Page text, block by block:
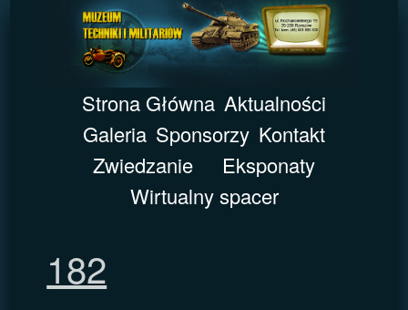
Strona Główna Aktualności
Galeria Sponsorzy Kontakt
Zwiedzanie
Eksponaty
Wirtualny spacer
182